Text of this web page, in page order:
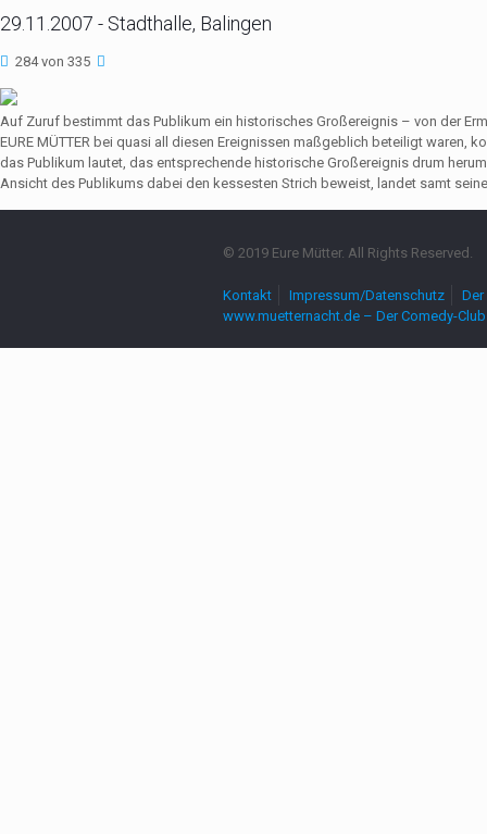
29.11.2007 - Stadthalle, Balingen
284 von 335
Auf Zuruf bestimmt das Publikum ein historisches Großereignis – von der
EURE MÜTTER bei quasi all diesen Ereignissen maßgeblich beteiligt waren,
das Publikum lautet, das entsprechende historische Großereignis drum
Ansicht des Publikums dabei den kessesten Strich beweist, landet samt
© 2019 Eure Mütter. All Rights Reserved.
Kontakt Impressum/Datenschutz
www.muetternacht.de – Der Comedy-Club